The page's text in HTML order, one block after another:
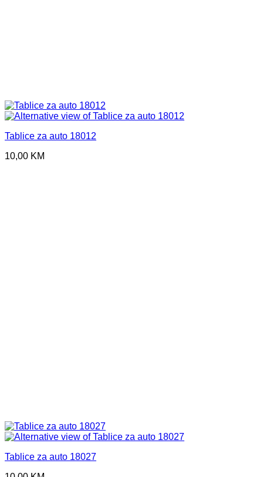
Tablice za auto 18012
10,00 KM
Tablice za auto 18027